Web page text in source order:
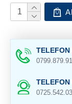
TELEFON
TELEFON